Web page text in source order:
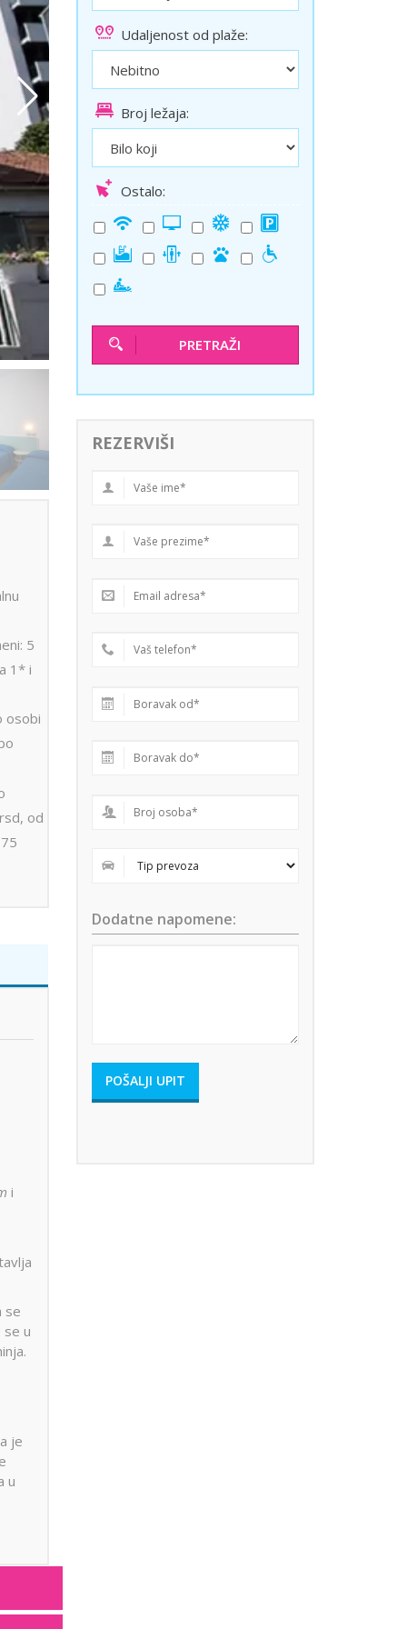
Solun polazak iz Niša
Temišvar polazak iz Niša
5
1* i
osobi
od
i
se
se u
je
u
Udaljenost od plaže:
Broj ležaja:
Ostalo:
PRETRAŽI
REZERVIŠI
Dodatne napomene: